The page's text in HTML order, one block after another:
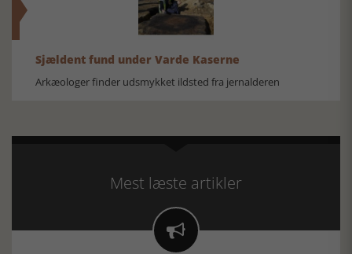
Sjældent fund under Varde Kaserne
Arkæologer finder udsmykket ildsted fra jernalderen
Mest læste artikler
